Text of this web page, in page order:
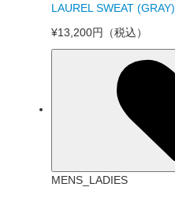
LAUREL SWEAT (GRAY)
¥13,200円 （税込）
MENS_LADIES